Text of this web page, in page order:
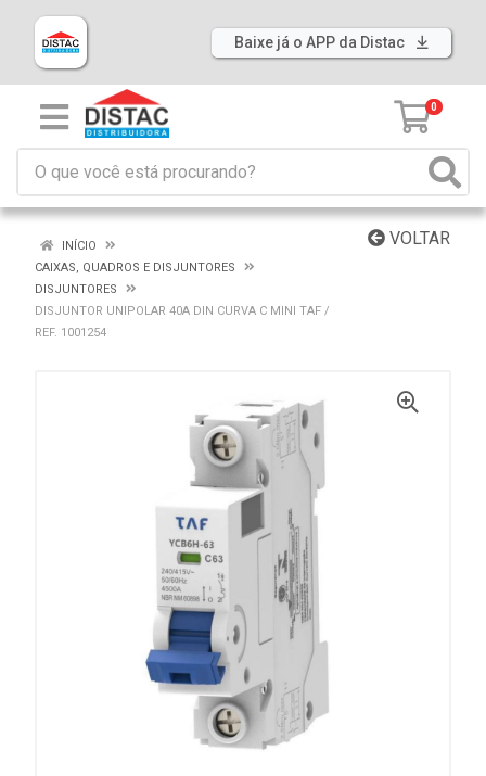
Baixe já o APP da Distac
0
VOLTAR
INÍCIO
CAIXAS, QUADROS E DISJUNTORES
DISJUNTORES
DISJUNTOR UNIPOLAR 40A DIN CURVA C MINI TAF /
REF. 1001254